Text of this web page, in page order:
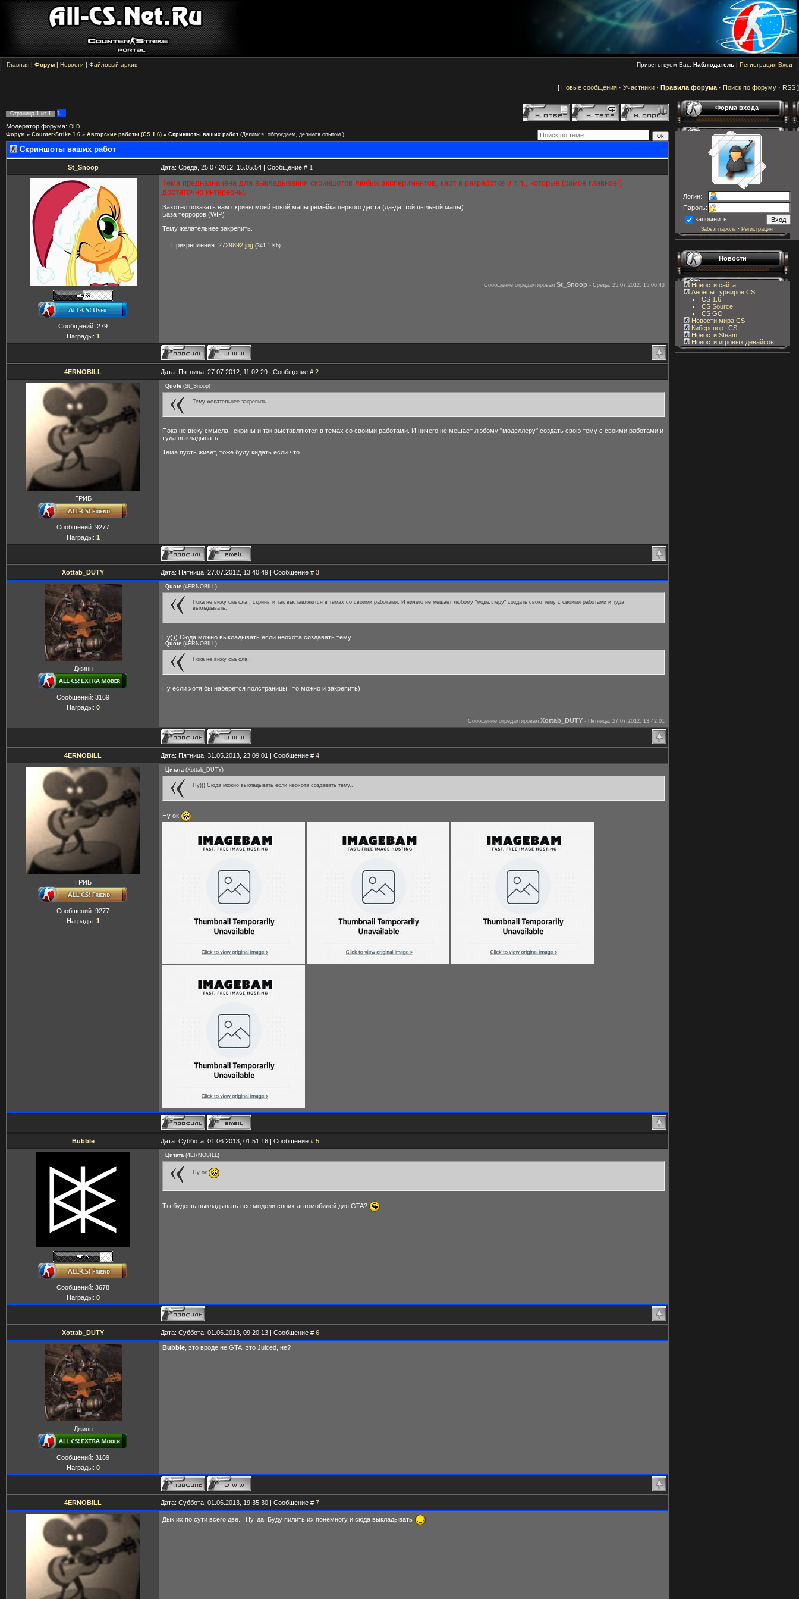
Главная | Форум | Новости | Файловый архив Приветствуем Вас, Наблюдатель | Регистрация Вход
[ Новые сообщения · Участники · Правила форума · Поиск по форуму · RSS ]
Страница 1 из 1
1
Модератор форума: OLD
Форум » Counter-Strike 1.6 » Авторские работы (CS 1.6) » Скриншоты ваших работ (Делимся, обсуждаем, делимся опытом.)
Скриншоты ваших работ
St_Snoop Дата: Среда, 25.07.2012, 15.05.54 | Сообщение # 1
Сообщений: 279
Награды: 1
Тема предназначена для выкладывания скриншотов любых экспериментов, карт в разработке и т.п., которые (самое главное!)
достаточно интересны.
Захотел показать вам скрины моей новой мапы ремейка первого даста (да-да, той пыльной мапы)
База терроров (WIP)
Тему желательнее закрепить.
Прикрепления: 2729892.jpg (341.1 Kb)
Сообщение отредактировал St_Snoop - Среда, 25.07.2012, 15.06.43
4ERNOBILL Дата: Пятница, 27.07.2012, 11.02.29 | Сообщение # 2
ГРИБ
Сообщений: 9277
Награды: 1
Quote (St_Snoop)
Тему желательнее закрепить.
Пока не вижу смысла.. скрины и так выставляются в темах со своими работами. И ничего не мешает любому "моделлеру" создать свою тему с своими работами и
туда выкладывать.
Тема пусть живет, тоже буду кидать если что...
Xottab_DUTY Дата: Пятница, 27.07.2012, 13.40.49 | Сообщение # 3
Джинн
Сообщений: 3169
Награды: 0
Quote (4ERNOBILL)
Пока не вижу смысла.. скрины и так выставляются в темах со своими работами. И ничего не мешает любому "моделлеру" создать свою тему с своими работами и туда
выкладывать.
Ну))) Сюда можно выкладывать если неохота создавать тему...
Quote (4ERNOBILL)
Пока не вижу смысла..
Ну если хотя бы наберется полстраницы.. то можно и закрепить)
Сообщение отредактировал Xottab_DUTY - Пятница, 27.07.2012, 13.42.01
4ERNOBILL Дата: Пятница, 31.05.2013, 23.09.01 | Сообщение # 4
ГРИБ
Сообщений: 9277
Награды: 1
Цитата (Xottab_DUTY)
Ну))) Сюда можно выкладывать если неохота создавать тему..
Ну ок
Bubble Дата: Суббота, 01.06.2013, 01.51.16 | Сообщение # 5
Сообщений: 3678
Награды: 0
Цитата (4ERNOBILL)
Ну ок
Ты будешь выкладывать все модели своих автомобилей для GTA?
Xottab_DUTY Дата: Суббота, 01.06.2013, 09.20.13 | Сообщение # 6
Джинн
Сообщений: 3169
Награды: 0
Bubble , это вроде не GTA, это Juiced, не?
4ERNOBILL Дата: Суббота, 01.06.2013, 19.35.30 | Сообщение # 7
Дык их по сути всего две... Ну, да. Буду пилить их понемногу и сюда выкладывать
Форма входа
Логин:
Пароль:
запомнить
Забыл пароль · Регистрация
Новости
Новости сайта
Анонсы турниров CS
CS 1.6
CS Source
CS GO
Новости мира CS
Киберспорт CS
Новости Steam
Новости игровых девайсов